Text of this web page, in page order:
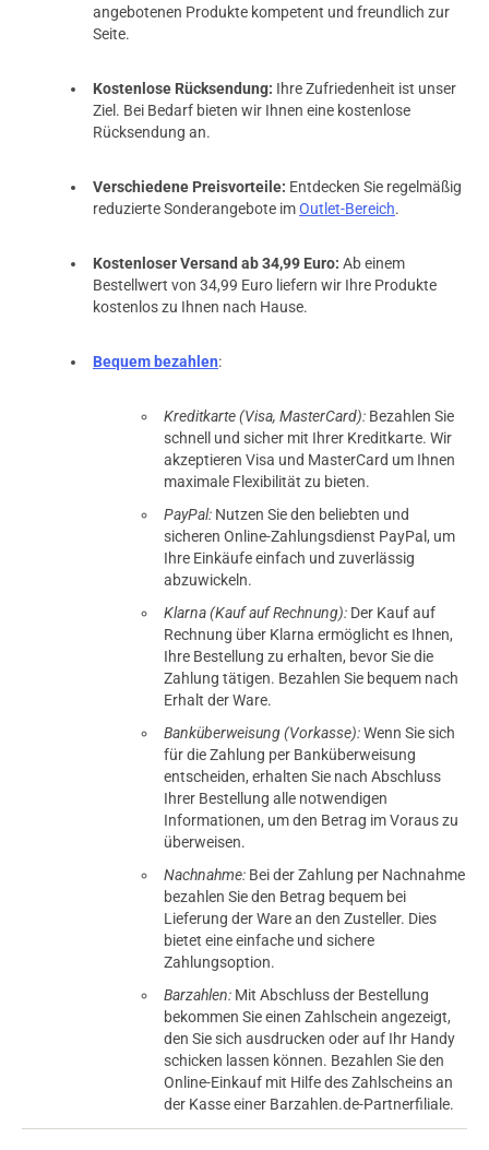
angebotenen Produkte kompetent und freundlich zur
Seite.
Kostenlose Rücksendung: Ihre Zufriedenheit ist unser
Ziel. Bei Bedarf bieten wir Ihnen eine kostenlose
Rücksendung an.
Verschiedene Preisvorteile: Entdecken Sie regelmäßig
reduzierte Sonderangebote imOutlet-Bereich.
Kostenloser Versand ab 34,99 Euro: Ab einem
Bestellwert von 34,99 Euro liefern wir Ihre Produkte
kostenlos zu Ihnen nach Hause.
Bequem bezahlen:
Kreditkarte (Visa, MasterCard): Bezahlen Sie
schnell und sicher mit Ihrer Kreditkarte. Wir
akzeptieren Visa und MasterCard um Ihnen
maximale Flexibilität zu bieten.
PayPal: Nutzen Sie den beliebten und
sicheren Online-Zahlungsdienst PayPal, um
Ihre Einkäufe einfach und zuverlässig
abzuwickeln.
Klarna (Kauf auf Rechnung): Der Kauf auf
Rechnung über Klarna ermöglicht es Ihnen,
Ihre Bestellung zu erhalten, bevor Sie die
Zahlung tätigen. Bezahlen Sie bequem nach
Erhalt der Ware.
Banküberweisung (Vorkasse):Wenn Sie sich
für die Zahlung per Banküberweisung
entscheiden, erhalten Sie nach Abschluss
Ihrer Bestellung alle notwendigen
Informationen, um den Betrag im Voraus zu
überweisen.
Nachnahme: Bei der Zahlung per Nachnahme
bezahlen Sie den Betrag bequem bei
Lieferung der Ware an den Zusteller. Dies
bietet eine einfache und sichere
Zahlungsoption.
Barzahlen: Mit Abschluss der Bestellung
bekommen Sie einen Zahlschein angezeigt,
den Sie sich ausdrucken oder auf Ihr Handy
schicken lassen können. Bezahlen Sie den
Online-Einkauf mit Hilfe des Zahlscheins an
der Kasse einer Barzahlen.de-Partnerfiliale.